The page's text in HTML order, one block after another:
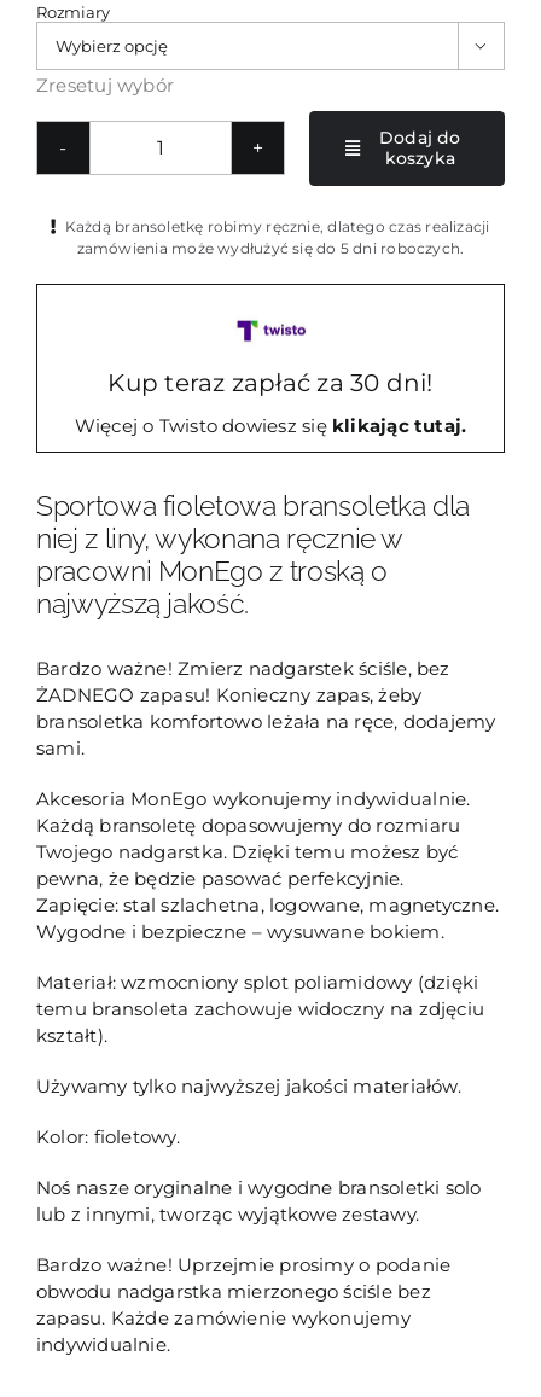
Rozmiary

Zresetuj wybór
ilość
bransoletka
damska
Adamello
Dodaj do
koszyka
Każdą bransoletkę robimy ręcznie, dlatego czas realizacji
zamówienia może wydłużyć się do 5 dni roboczych.
Kup teraz zapłać za 30 dni!
Więcej o Twisto dowiesz się klikając tutaj.
Sportowa fioletowa bransoletka dla
niej z liny, wykonana ręcznie w
pracowni MonEgo z troską o
najwyższą jakość.
Bardzo ważne! Zmierz nadgarstek ściśle, bez
ŻADNEGO zapasu! Konieczny zapas, żeby
bransoletka komfortowo leżała na ręce, dodajemy
sami.
Akcesoria MonEgo wykonujemy indywidualnie.
Każdą bransoletę dopasowujemy do rozmiaru
Twojego nadgarstka. Dzięki temu możesz być
pewna, że będzie pasować perfekcyjnie.
Zapięcie: stal szlachetna, logowane, magnetyczne.
Wygodne i bezpieczne – wysuwane bokiem.
Materiał: wzmocniony splot poliamidowy (dzięki
temu bransoleta zachowuje widoczny na zdjęciu
kształt).
Używamy tylko najwyższej jakości materiałów.
Kolor: fioletowy.
Noś nasze oryginalne i wygodne bransoletki solo
lub z innymi, tworząc wyjątkowe zestawy.
Bardzo ważne! Uprzejmie prosimy o podanie
obwodu nadgarstka mierzonego ściśle bez
zapasu. Każde zamówienie wykonujemy
indywidualnie.